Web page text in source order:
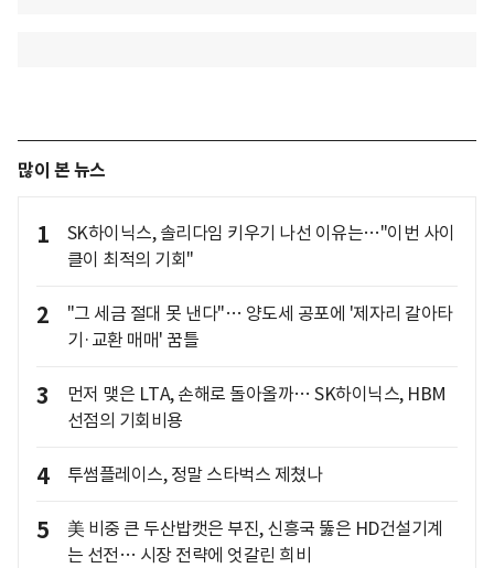
많이 본 뉴스
1
SK하이닉스, 솔리다임 키우기 나선 이유는…"이번 사이
클이 최적의 기회"
2
"그 세금 절대 못 낸다"… 양도세 공포에 '제자리 갈아타
기·교환 매매' 꿈틀
3
먼저 맺은 LTA, 손해로 돌아올까… SK하이닉스, HBM
선점의 기회비용
4 투썸플레이스, 정말 스타벅스 제쳤나
5
美 비중 큰 두산밥캣은 부진, 신흥국 뚫은 HD건설기계
는 선전… 시장 전략에 엇갈린 희비